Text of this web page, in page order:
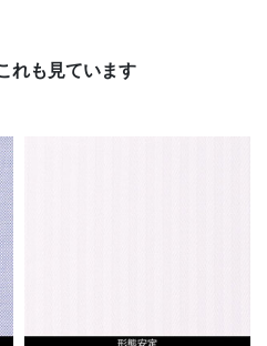
れも見ています